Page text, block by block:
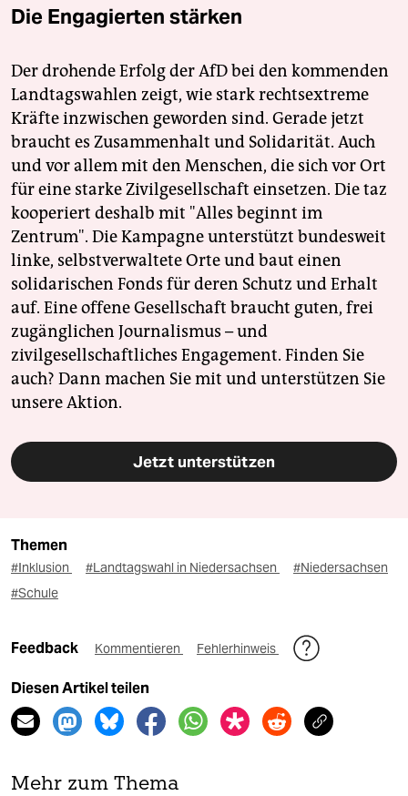
Die Engagierten stärken
Der drohende Erfolg der AfD bei den kommenden
Landtagswahlen zeigt, wie stark rechtsextreme
Kräfte inzwischen geworden sind. Gerade jetzt
braucht es Zusammenhalt und Solidarität. Auch
und vor allem mit den Menschen, die sich vor Ort
für eine starke Zivilgesellschaft einsetzen. Die taz
kooperiert deshalb mit "Alles beginnt im
Zentrum". Die Kampagne unterstützt bundesweit
linke, selbstverwaltete Orte und baut einen
solidarischen Fonds für deren Schutz und Erhalt
auf. Eine offene Gesellschaft braucht guten, frei
zugänglichen Journalismus – und
zivilgesellschaftliches Engagement. Finden Sie
auch? Dann machen Sie mit und unterstützen Sie
unsere Aktion.
Jetzt unterstützen
Themen
#Inklusion #Landtagswahl in Niedersachsen
#Niedersachsen
#Schule
Feedback Kommentieren Fehlerhinweis
Diesen Artikel teilen
Mehr zum Thema